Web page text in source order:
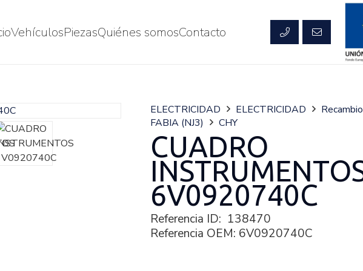
VehículosPiezasQuiénes somosContacto
ELECTRICIDAD ELECTRICIDAD
FABIA (NJ3)
CHY
CUADRO
6V0920740C
Referencia ID: 138470
Referencia OEM: 6V0920740C